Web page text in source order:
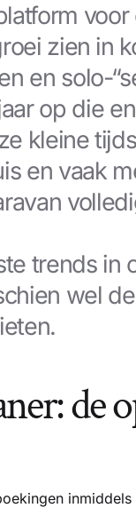
zien in
en solo-
op die
kleine
en vaak
trends in
wel
de